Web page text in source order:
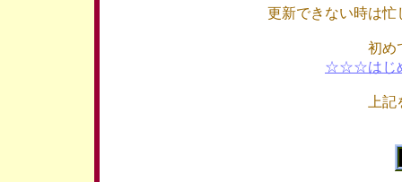
更新できない時は忙
初め
☆☆☆はじ
上